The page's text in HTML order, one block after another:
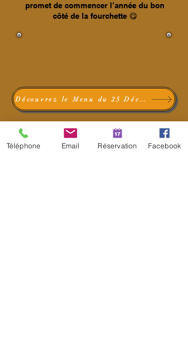
promet de commencer l’année du bon
côté de la fourchette 😋
Découvrez le Menu du 25 Décembre
Téléphone Email Réservation Facebook